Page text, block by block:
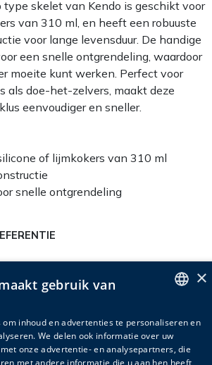
type skelet van Kendo is geschikt voor
van 310 ml, en heeft een robuuste
voor lange levensduur. De handige
een snelle ontgrendeling, waardoor
moeite kunt werken. Perfect voor
als doe-het-zelvers, maakt deze
eenvoudiger en sneller.
of lijmkokers van 310 ml
snelle ontgrendeling
Accessoires
DUTCH
×
gebruik van
om inhoud en advertenties te personaliseren en
We delen ook informatie over uw
onze advertentie- en analysepartners, die
met andere informatie die u aan hen heeft